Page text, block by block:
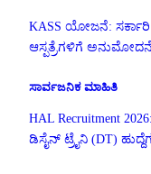
KASS ಯೋಜನೆ:
ಆಸ್ಪತ್ರೆಗಳಿಗೆ ಅನುಮೋದನೆ.
ಸಾರ್ವಜನಿಕ ಮಾಹಿತಿ
HAL Recruitment
ಡಿಸೈನ್ ಟ್ರೈನಿ (DT)